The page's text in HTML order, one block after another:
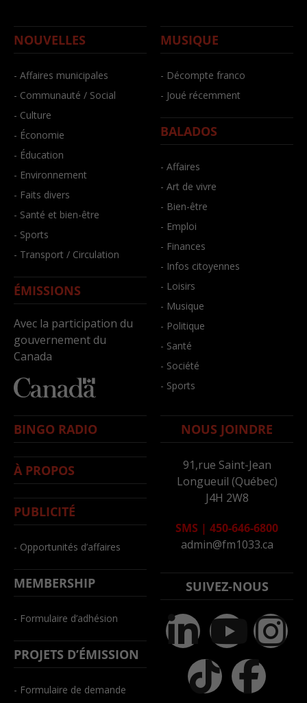
NOUVELLES
- Affaires municipales
- Communauté / Social
- Culture
- Économie
- Éducation
- Environnement
- Faits divers
- Santé et bien-être
- Sports
- Transport / Circulation
ÉMISSIONS
Avec la participation du
gouvernement du
Canada
MUSIQUE
- Décompte franco
- Joué récemment
BALADOS
- Affaires
- Art de vivre
- Bien-être
- Emploi
- Finances
- Infos citoyennes
- Loisirs
- Musique
- Politique
- Santé
- Société
- Sports
BINGO RADIO
À PROPOS
PUBLICITÉ
- Opportunités d’affaires
MEMBERSHIP
- Formulaire d’adhésion
PROJETS D’ÉMISSION
- Formulaire de demande
NOUS JOINDRE
91,rue Saint-Jean
Longueuil (Québec)
J4H 2W8
SMS | 450-646-6800
admin@fm1033.ca
SUIVEZ-NOUS